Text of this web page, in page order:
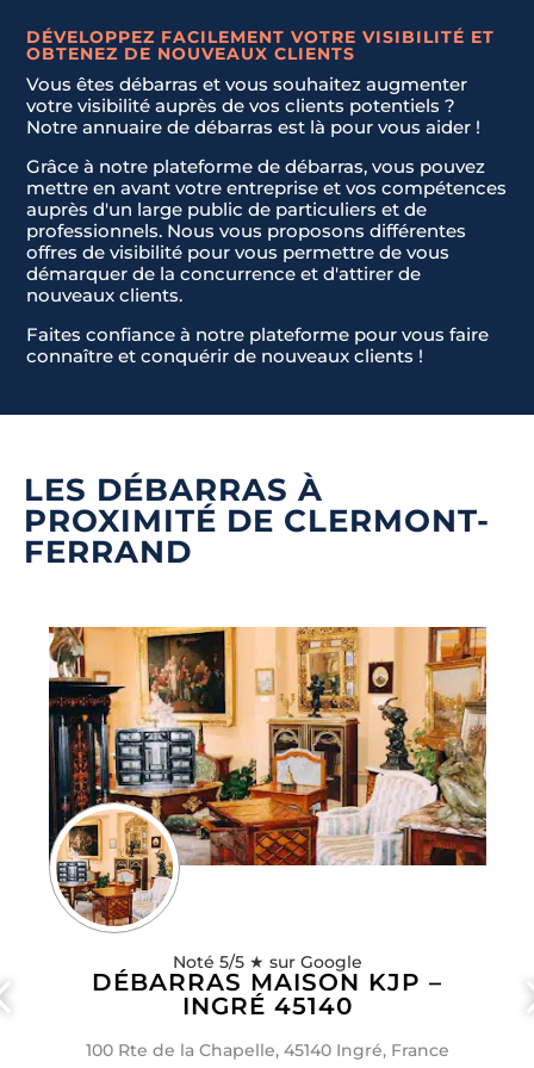
DÉVELOPPEZ FACILEMENT VOTRE VISIBILITÉ ET
OBTENEZ DE NOUVEAUX CLIENTS
Vous êtes débarras et vous souhaitez augmenter
votre visibilité auprès de vos clients potentiels ?
Notre annuaire de débarras est là pour vous aider !
Grâce à notre plateforme de débarras, vous pouvez
mettre en avant votre entreprise et vos compétences
auprès d'un large public de particuliers et de
professionnels. Nous vous proposons différentes
offres de visibilité pour vous permettre de vous
démarquer de la concurrence et d'attirer de
nouveaux clients.
Faites confiance à notre plateforme pour vous faire
connaître et conquérir de nouveaux clients !
LES DÉBARRAS À
PROXIMITÉ DE CLERMONT-
FERRAND
Noté 5/5 ★ sur Google
DÉBARRAS MAISON KJP –
INGRÉ 45140
100 Rte de la Chapelle, 45140 Ingré, France
JE NE SAIS PAS
Envoyer la demande